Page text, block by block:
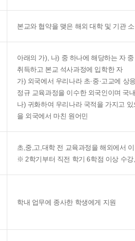
본교와 협약을 맺은 해외 대학 및 기관
아래의 가), 나) 중 하나에 해당하는 자
취득하고 본교 석사과정에 입학한 자
가) 외국에서 우리나라 초·중·고교에 상
정규 교육과정을 이수한 외국인이며 국
나) 귀화하여 우리나라 국적을 가지고
을 외국에서 마친 원어민
초,중,고,대학 전 교육과정을 해외에서
※ 2학기부터 직전 학기 6학점 이상 수
학내 업무에 종사한 학생에게 지원